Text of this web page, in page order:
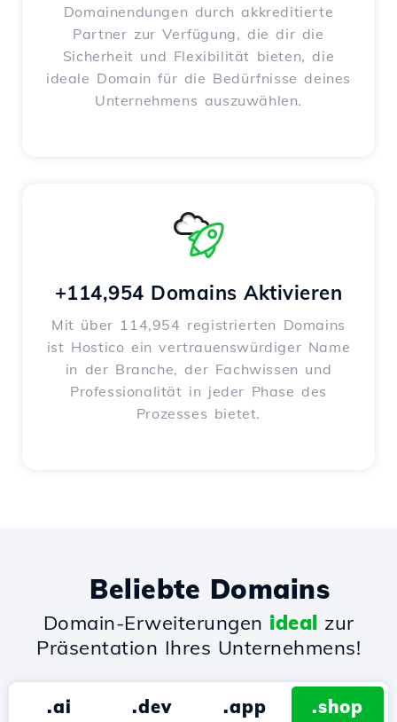
Domainendungen durch akkreditierte
Partner zur Verfügung, die dir die
Sicherheit und Flexibilität bieten, die
ideale Domain für die Bedürfnisse deines
Unternehmens auszuwählen.
+114,954 Domains Aktivieren
Mit über 114,954 registrierten Domains
ist Hostico ein vertrauenswürdiger Name
in der Branche, der Fachwissen und
Professionalität in jeder Phase des
Prozesses bietet.
Beliebte Domains
Domain-Erweiterungen ideal zur
Präsentation Ihres Unternehmens!
.ai .dev .app .shop